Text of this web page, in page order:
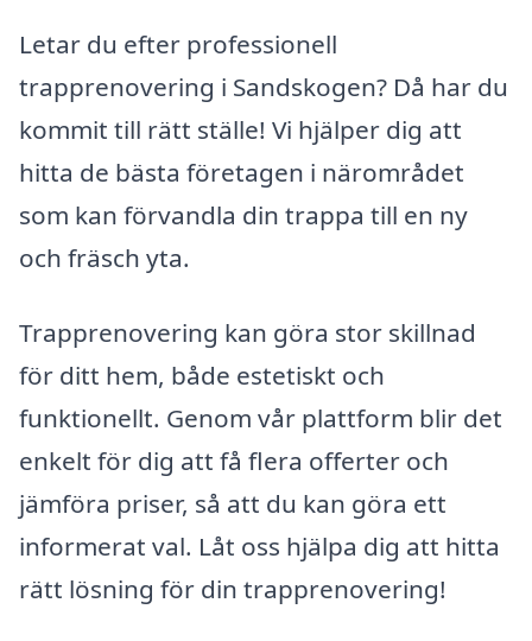
Letar du efter professionell
trapprenovering i Sandskogen? Då har du
kommit till rätt ställe! Vi hjälper dig att
hitta de bästa företagen i närområdet
som kan förvandla din trappa till en ny
och fräsch yta.
Trapprenovering kan göra stor skillnad
för ditt hem, både estetiskt och
funktionellt. Genom vår plattform blir det
enkelt för dig att få flera offerter och
jämföra priser, så att du kan göra ett
informerat val. Låt oss hjälpa dig att hitta
rätt lösning för din trapprenovering!